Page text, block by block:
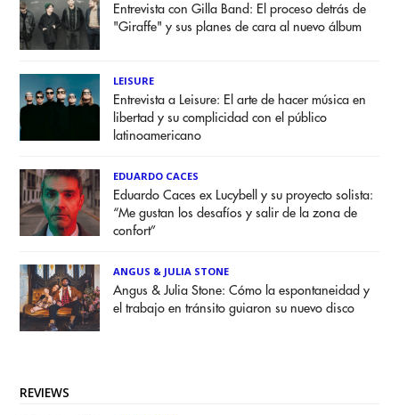
Entrevista con Gilla Band: El proceso detrás de
"Giraffe" y sus planes de cara al nuevo álbum
LEISURE
Entrevista a Leisure: El arte de hacer música en
libertad y su complicidad con el público
latinoamericano
EDUARDO CACES
Eduardo Caces ex Lucybell y su proyecto solista:
“Me gustan los desafíos y salir de la zona de
confort”
ANGUS & JULIA STONE
Angus & Julia Stone: Cómo la espontaneidad y
el trabajo en tránsito guiaron su nuevo disco
REVIEWS